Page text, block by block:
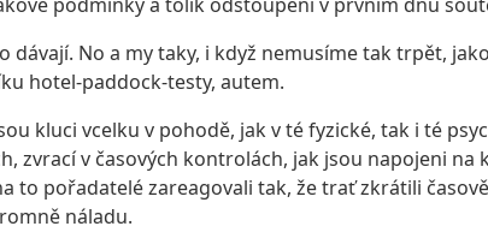
dávají. No a my taky, i když nemusíme tak trpět,
hotel-paddock-testy, autem.
kluci vcelku v pohodě, jak v té fyzické, tak i té
zvrací v časových kontrolách, jak jsou napojeni
to pořadatelé zareagovali tak, že trať zkrátili
náladu.